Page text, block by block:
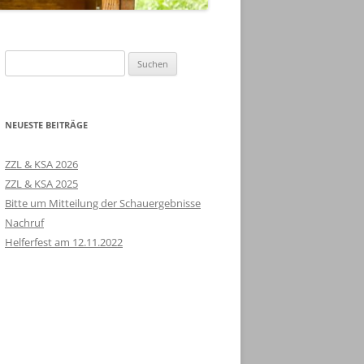
nach:
NEUESTE BEITRÄGE
ZZL & KSA 2026
ZZL & KSA 2025
Bitte um Mitteilung der Schauergebnisse
Nachruf
Helferfest am 12.11.2022